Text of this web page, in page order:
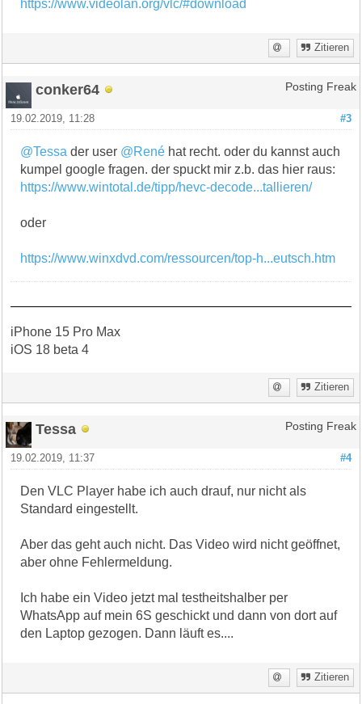
https://www.videolan.org/vlc/#download
Zitieren
conker64 Posting Freak
#3
19.02.2019, 11:28
@Tessa der user @René hat recht. oder du kannst auch
kumpel google fragen. der spuckt mir z.b. das hier raus:
https://www.wintotal.de/tipp/hevc-decode...tallieren/
oder
https://www.winxdvd.com/ressourcen/top-h...eutsch.htm
iPhone 15 Pro Max
iOS 18 beta 4
Zitieren
Tessa Posting Freak
#4
19.02.2019, 11:37
Den VLC Player habe ich auch drauf, nur nicht als
Standard eingestellt.
Aber das geht auch nicht. Das Video wird nicht geöffnet,
aber ohne Fehlermeldung.
Ich habe ein Video jetzt mal testheitshalber per
WhatsApp auf mein 6S geschickt und dann von dort auf
den Laptop gezogen. Dann läuft es....
Zitieren